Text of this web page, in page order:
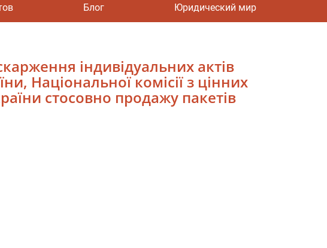
Блог Юридический мир
індивідуальних актів
Національної комісії з цінних
стосовно продажу пакетів